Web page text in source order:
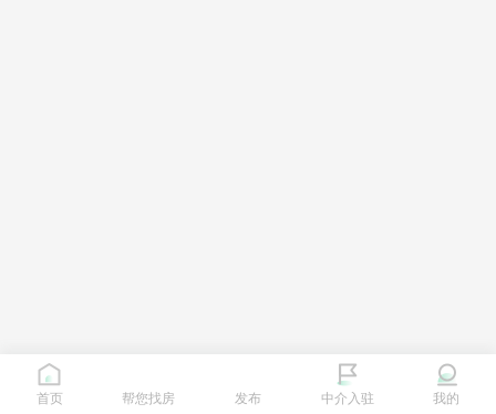
首页 帮您找房 发布 中介入驻 我的